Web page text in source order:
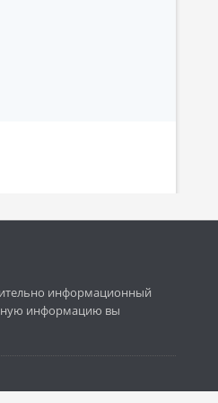
информационный
информацию вы